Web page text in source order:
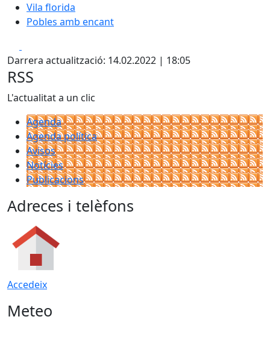
Vila florida
Pobles amb encant
Darrera actualització: 14.02.2022 | 18:05
RSS
L'actualitat a un clic
Agenda
Agenda política
Avisos
Notícies
Publicacions
Adreces i telèfons
Accedeix
Meteo